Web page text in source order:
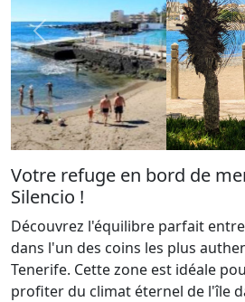
Votre refuge en bord de
Silencio !
Découvrez l'équilibre parfait
dans l'un des coins les plus
Tenerife. Cette zone est idéale
profiter du climat éternel de l'île